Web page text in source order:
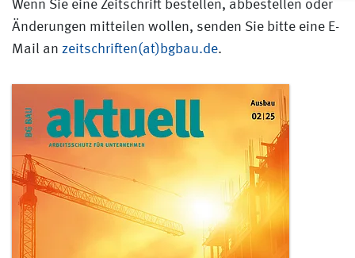
Wenn Sie eine Zeitschrift bestellen, abbestellen oder
Änderungen mitteilen wollen, senden Sie bitte eine E-
Mail an zeitschriften(at)bgbau.de.